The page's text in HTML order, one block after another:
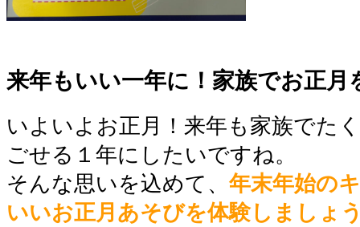
来年もいい一年に！家族でお正
いよいよお正月！来年も家族でた
ごせる１年にしたいですね。
そんな思いを込めて、 年末年始の
いいお正月あそびを体験しましょ